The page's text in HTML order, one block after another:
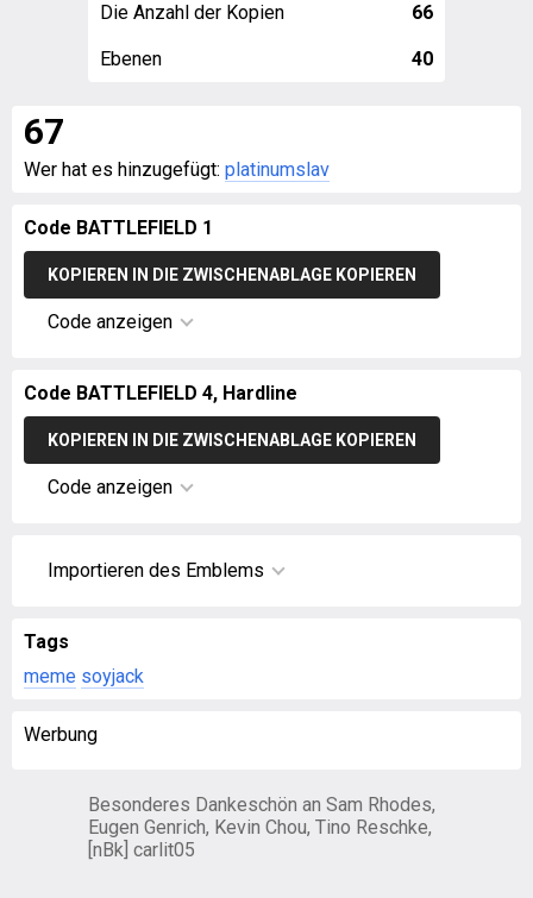
Die Anzahl der Kopien 66
Ebenen 40
67
Wer hat es hinzugefügt: platinumslav
Code BATTLEFIELD 1
KOPIEREN IN DIE ZWISCHENABLAGE KOPIEREN
Code anzeigen
Code BATTLEFIELD 4, Hardline
KOPIEREN IN DIE ZWISCHENABLAGE KOPIEREN
Code anzeigen
Importieren des Emblems
Tags
meme soyjack
Werbung
Besonderes Dankeschön an Sam Rhodes,
Eugen Genrich, Kevin Chou, Tino Reschke,
[nBk] carlit05